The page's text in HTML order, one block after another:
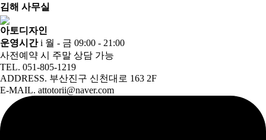
김해 사무실
아토디자인
운영시간i 월 - 금 09:00 - 21:00
사전예약 시 주말 상담 가능
TEL. 051-805-1219
ADDRESS. 부산진구 신천대로 163 2F
E-MAIL. attotorii@naver.com